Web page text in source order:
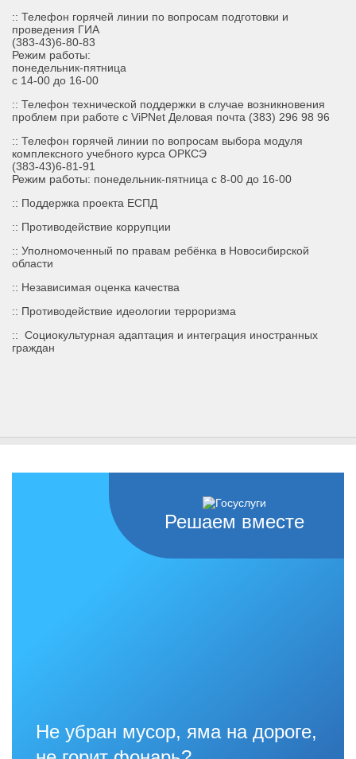
:: Телефон горячей линии по вопросам подготовки и
проведения ГИА
(383-43)6-80-83
Режим работы:
понедельник-пятница
с 14-00 до 16-00
:: Телефон технической поддержки в случае возникновения
проблем при работе с ViPNet Деловая почта (383) 296 98 96
:: Телефон горячей линии по вопросам выбора модуля
комплексного учебного курса ОРКСЭ
(383-43)6-81-91
Режим работы: понедельник-пятница с 8-00 до 16-00
:: Поддержка проекта ЕСПД
:: Противодействие коррупции
:: Уполномоченный по правам ребёнка в Новосибирской
области
:: Независимая оценка качества
:: Противодействие идеологии терроризма
:: Социокультурная адаптация и интеграция иностранных
граждан
Решаем вместе
Не убран мусор, яма на дороге,